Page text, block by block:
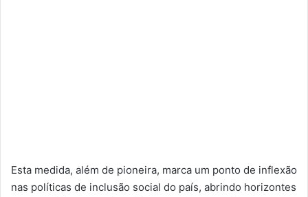
Esta medida, além de pioneira, marca um ponto de inflexão
nas políticas de inclusão social do país, abrindo horizontes